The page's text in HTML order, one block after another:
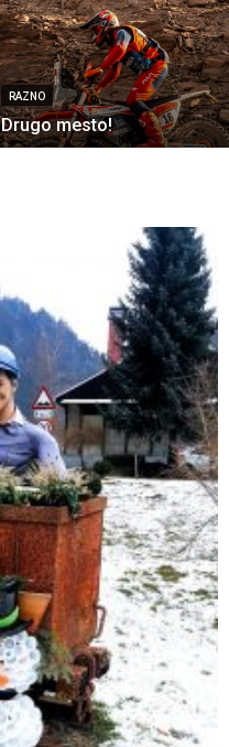
RAZNO
Drugo mesto!